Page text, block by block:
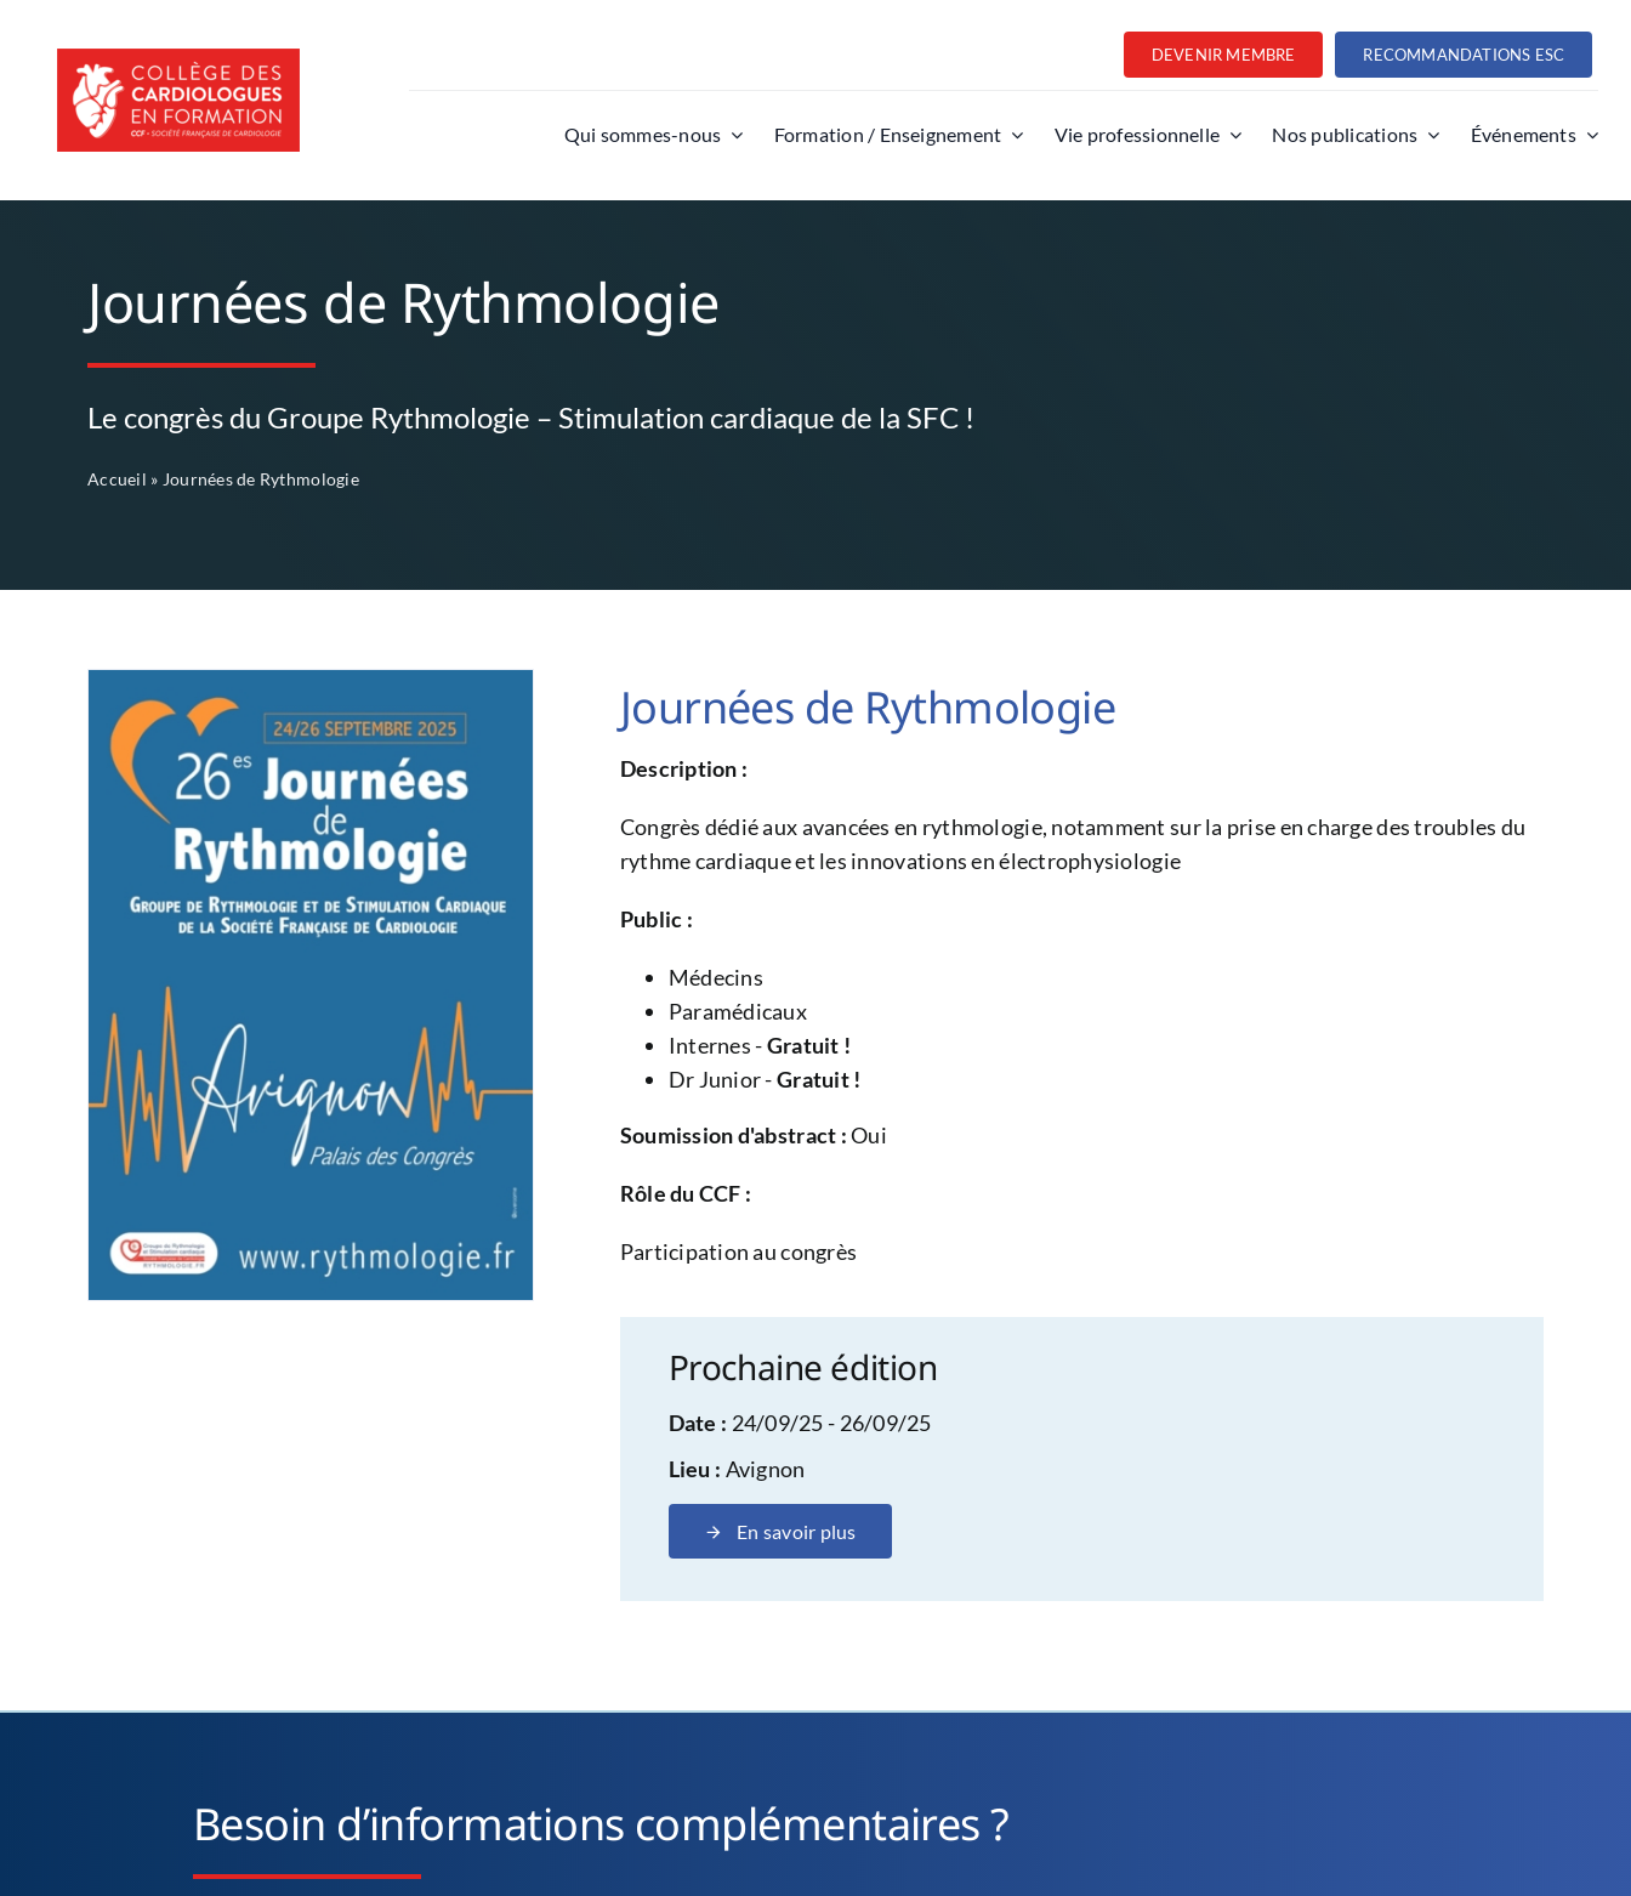
contenu
DEVENIR MEMBRE RECOMMANDATIONS ESC
Qui sommes-nous Formation / Enseignement Vie professionnelle Nos publications Événements
Journées de Rythmologie
Le congrès du Groupe Rythmologie – Stimulation cardiaque de la SFC !
Accueil » Journées de Rythmologie
Journées de Rythmologie
Description :
Congrès dédié aux avancées en rythmologie, notamment sur la prise en charge des troubles du
rythme cardiaque et les innovations en électrophysiologie
Public :
Médecins
Paramédicaux
Internes -Gratuit !
Dr Junior -Gratuit !
Soumission d'abstract :Oui
Rôle du CCF :
Participation au congrès
Prochaine édition
Date : 24/09/25 - 26/09/25
Lieu : Avignon
En savoir plus
Besoin d’informations complémentaires ?